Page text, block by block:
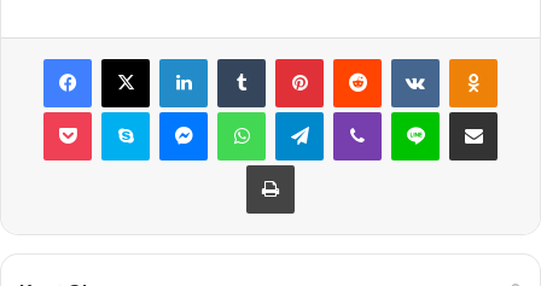
Facebook
X LinkedInTumblr PinterestReddit VKontakte
Pocket Skype MessengerWhatsAppTelegramViber Line E-Posta ile
Yazdır